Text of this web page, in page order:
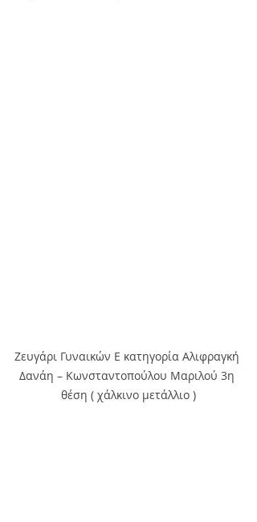
Ζευγάρι Γυναικών Ε κατηγορία Αλιφραγκή
Δανάη – Κωνσταντοπούλου Μαριλού 3η
θέση ( χάλκινο μετάλλιο )